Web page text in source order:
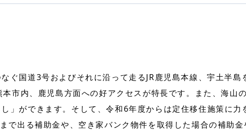
ぐ国道3号およびそれに沿って走るJR鹿児島本線、宇土半島
市内、鹿児島方面への好アクセスが特長です。また、海山
」ができます。そして、令和6年度からは定住移住施策に力
で出る補助金や、空き家バンク物件を取得した場合の補助